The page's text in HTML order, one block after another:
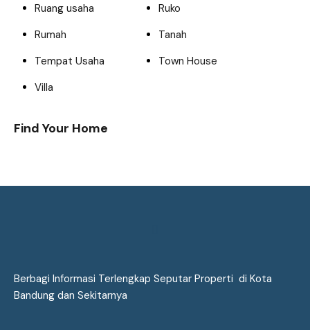
Ruang usaha
Ruko
Rumah
Tanah
Tempat Usaha
Town House
Villa
Find Your Home
Berbagi Informasi Terlengkap Seputar Properti di Kota
Bandung dan Sekitarnya